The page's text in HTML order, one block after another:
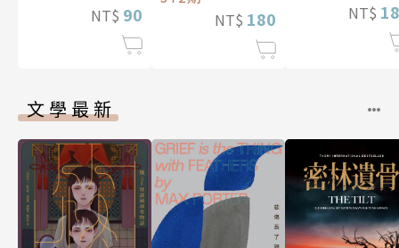
NT$ 90
NT$ 180
NT$
文學最新